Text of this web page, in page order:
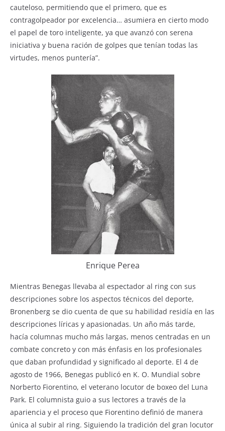
cauteloso, permitiendo que el primero, que es
contragolpeador por excelencia… asumiera en cierto modo
el papel de toro inteligente, ya que avanzó con serena
iniciativa y buena ración de golpes que tenían todas las
virtudes, menos puntería”.
Enrique Perea
Mientras Benegas llevaba al espectador al ring con sus
descripciones sobre los aspectos técnicos del deporte,
Bronenberg se dio cuenta de que su habilidad residía en las
descripciones líricas y apasionadas. Un año más tarde,
hacía columnas mucho más largas, menos centradas en un
combate concreto y con más énfasis en los profesionales
que daban profundidad y significado al deporte. El 4 de
agosto de 1966, Benegas publicó en K. O. Mundial sobre
Norberto Fiorentino, el veterano locutor de boxeo del Luna
Park. El columnista guio a sus lectores a través de la
apariencia y el proceso que Fiorentino definió de manera
única al subir al ring. Siguiendo la tradición del gran locutor